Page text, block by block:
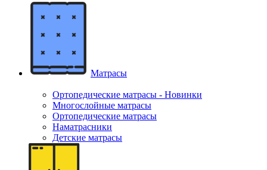
Матрасы
Ортопедические матрасы - Новинки
Многослойные матрасы
Ортопедические матрасы
Наматрасники
Детские матрасы